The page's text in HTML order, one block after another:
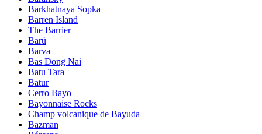
Barkhatnaya Sopka
Barren Island
The Barrier
Barú
Barva
Bas Dong Nai
Batu Tara
Batur
Cerro Bayo
Bayonnaise Rocks
Champ volcanique de Bayuda
Bazman